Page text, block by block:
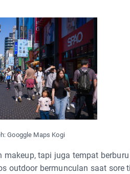
Googgle Maps Kogi
tapi juga tempat
outdoor bermunculan saat sore